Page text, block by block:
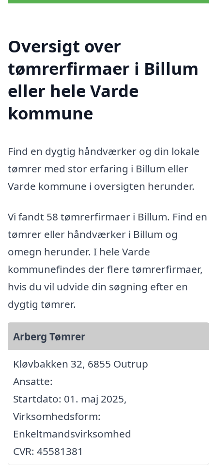
Oversigt over
tømrerfirmaer i Billum
eller hele Varde
kommune
Find en dygtig håndværker og din lokale
tømrer med stor erfaring i Billum eller
Varde kommune i oversigten herunder.
Vi fandt 58 tømrerfirmaer i Billum. Find en
tømrer eller håndværker i Billum og
omegn herunder. I hele Varde
kommunefindes der flere tømrerfirmaer,
hvis du vil udvide din søgning efter en
dygtig tømrer.
Arberg Tømrer
Kløvbakken 32, 6855 Outrup
Ansatte:
Startdato: 01. maj 2025,
Virksomhedsform:
Enkeltmandsvirksomhed
CVR: 45581381